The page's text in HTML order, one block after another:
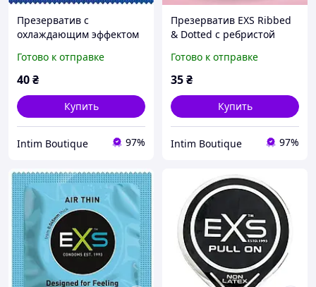
Презерватив с
охлаждающим эффектом
Готово к отправке
40₴
Купить
Intim Boutique 97%
Презерватив EXS Ribbed
& Dotted с ребристой
шт.
Готово к отправке
35₴
Купить
Intim Boutique 97%